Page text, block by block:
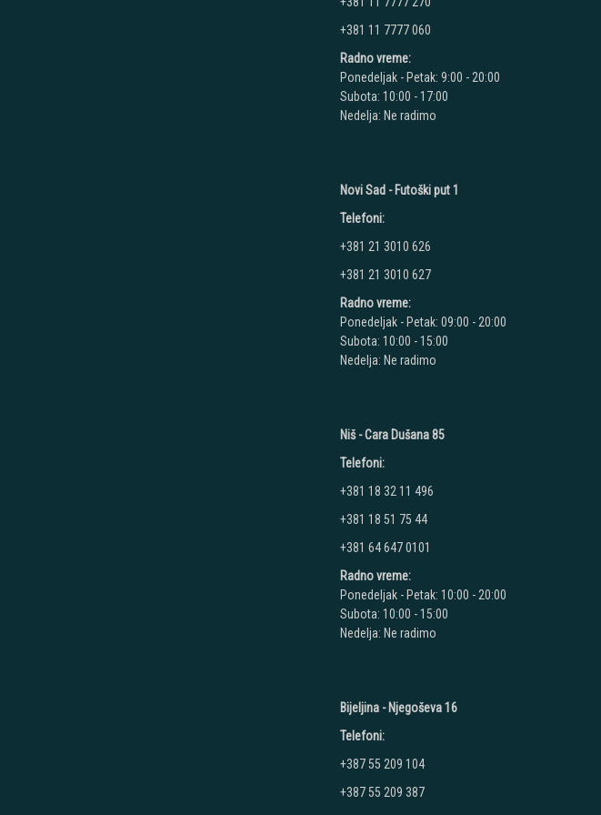
+381 11 7777 060
Radno vreme:
Ponedeljak - Petak: 9:00 - 20:00
Subota: 10:00 - 17:00
Nedelja: Ne radimo
Novi Sad - Futoški put 1
Telefoni:
+381 21 3010 626
+381 21 3010 627
Radno vreme:
Ponedeljak - Petak: 09:00 - 20:00
Subota: 10:00 - 15:00
Nedelja: Ne radimo
Niš - Cara Dušana 85
Telefoni:
+381 18 32 11 496
+381 18 51 75 44
+381 64 647 0101
Radno vreme:
Ponedeljak - Petak: 10:00 - 20:00
Subota: 10:00 - 15:00
Nedelja: Ne radimo
Bijeljina - Njegoševa 16
Telefoni:
+387 55 209 104
+387 55 209 387